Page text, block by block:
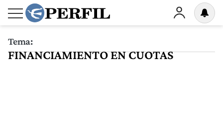
Tema:
FINANCIAMIENTO EN CUOTAS